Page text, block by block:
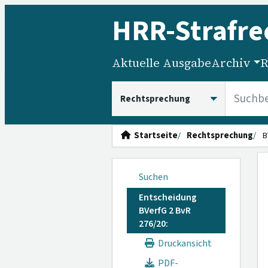
HRR-
Aktuelle AusgabeArchiv
Startseite Rechtsprechung
Suchen
Entscheidung
BVerfG 2 BvR
276/20:
Druckansicht
PDF-